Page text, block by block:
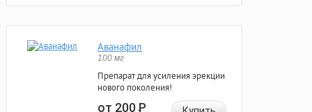
Аванафил
100 мг
Препарат для усиления эрекции
нового поколения!
от 200Р